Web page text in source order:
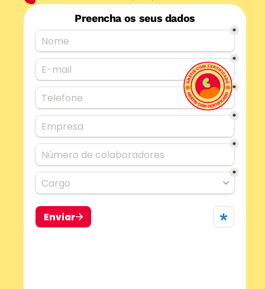
Preencha os seus dados